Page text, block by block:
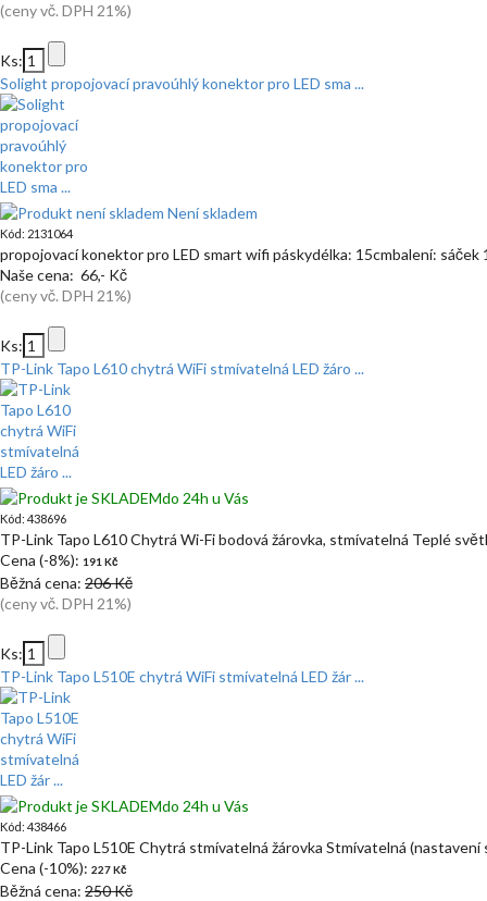
(ceny vč. DPH 21%)
Ks:
Solight propojovací pravoúhlý konektor pro LED sma ...
Není skladem
Kód: 2131064
propojovací konektor pro LED smart wifi páskydélka: 15cmbalení: sáček
Naše cena: 66,- Kč
(ceny vč. DPH 21%)
Ks:
TP-Link Tapo L610 chytrá WiFi stmívatelná LED žáro ...
do 24h u Vás
Kód: 438696
TP-Link Tapo L610 Chytrá Wi-Fi bodová žárovka, stmívatelná Teplé
Cena (-8%): 191 Kč
Běžná cena: 206 Kč
(ceny vč. DPH 21%)
Ks:
TP-Link Tapo L510E chytrá WiFi stmívatelná LED žár ...
do 24h u Vás
Kód: 438466
TP-Link Tapo L510E Chytrá stmívatelná žárovka Stmívatelná
Cena (-10%): 227 Kč
Běžná cena: 250 Kč